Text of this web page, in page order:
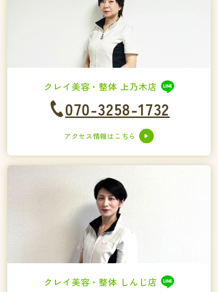
クレイ美容・整体 上乃木店
070-3258-1732
アクセス情報はこちら
クレイ美容・整体 しんじ店